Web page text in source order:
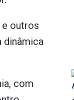
outros
dinâmica
com